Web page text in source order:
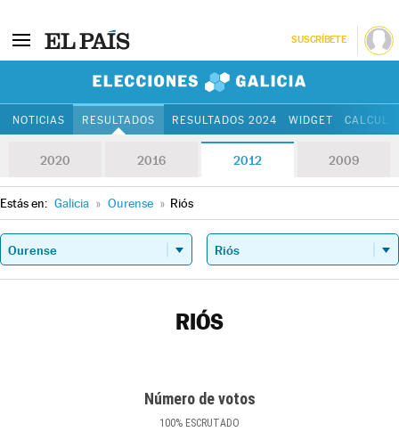
SUSCRÍBETE
NOTICIAS RESULTADOS RESULTADOS 2024 WIDGET
2020 2016 2012 2009
Estás en: Galicia » Ourense » Riós
RIÓS
Número de votos
100% ESCRUTADO